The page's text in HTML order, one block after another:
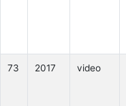
73 2017 video